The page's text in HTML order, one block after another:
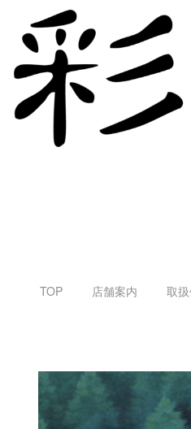
TOP 店舗案内 取